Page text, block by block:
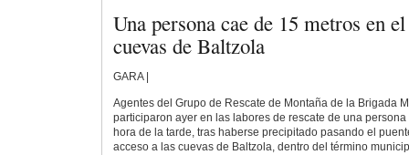
Una persona cae de 15 metros en
cuevas de Baltzola
GARA |
Agentes del Grupo de Rescate de Montaña de la Brigada
participaron ayer en las labores de rescate de una
hora de la tarde, tras haberse precipitado pasando el
acceso a las cuevas de Baltzola, dentro del término